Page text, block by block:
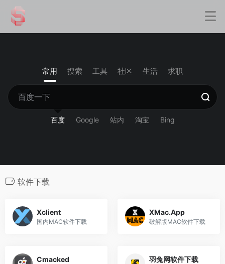
常用 搜索 工具 社区 生活 求职
百度 Google 站内 淘宝 Bing
软件下载
Xclient
国内MAC软件下载
XMac.App
破解版MAC软件下载
Cmacked 羽兔网软件下载